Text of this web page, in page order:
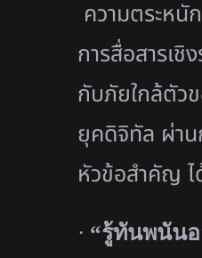
ความตระหนั
การสื่อสารเ
กับภัยใกล้ตัว
ยุคดิจิทัล ผ่าน
หัวข้อสำคัญ
· “รู้ทันพนัน